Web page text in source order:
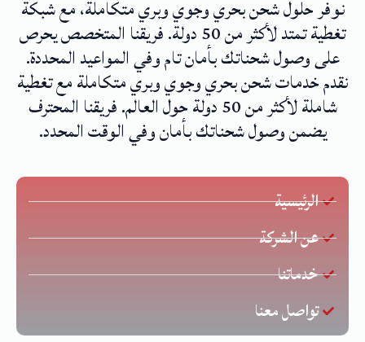
نوفر حلول شحن بحري وجوي وبري متكاملة، مع شبكة
تغطية تمتد لأكثر من 50 دولة. فريقنا المتخصص يحرص
على وصول شحناتك بأمان تام وفي المواعيد المحددة.
نقدم خدمات شحن بحري وجوي وبري متكاملة مع تغطية
شاملة لأكثر من 50 دولة حول العالم. فريقنا المحترف
يضمن وصول شحناتك بأمان وفي الوقت المحدد.
الرئيسية
عن الشركة
خدماتنا
تواصل معنا